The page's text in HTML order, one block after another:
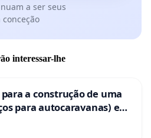
a ser seus
interessar-lhe
a construção de uma
para autocaravanas) em